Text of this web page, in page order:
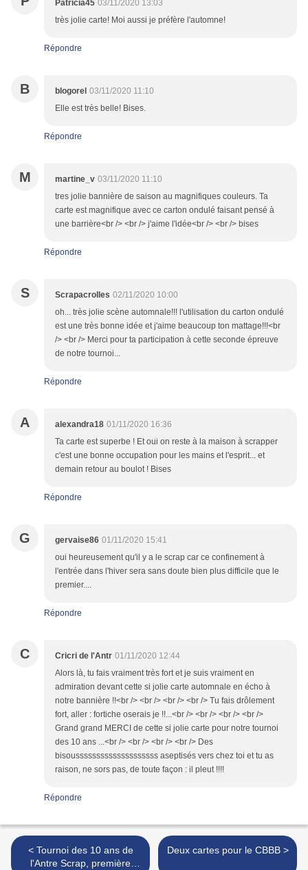
Patricia45 03/11/2020 13:03
très jolie carte! Moi aussi je préfère l'automne!
Répondre
B blogorel 03/11/2020 11:10
Elle est très belle! Bises.
Répondre
M martine_v 03/11/2020 11:10
tres jolie bannière de saison au magnifiques couleurs. Ta
carte est magnifique avec ce carton ondulé faisant pensé à
une barrière<br /> <br /> j'aime l'idée<br /> <br /> bises
Répondre
S Scrapacrolles 02/11/2020 10:00
oh... très jolie scène automnale!!! l'utilisation du carton ondulé
est une très bonne idée et j'aime beaucoup ton mattage!!!<br
/> <br /> Merci pour ta participation à cette seconde épreuve
de notre tournoi...
Répondre
A alexandra18 01/11/2020 16:36
Ta carte est superbe ! Et oui on reste à la maison à scrapper
c'est une bonne occupation pour les mains et l'esprit... et
demain retour au boulot ! Bises
Répondre
G gervaise86 01/11/2020 15:41
oui heureusement qu'il y a le scrap car ce confinement à
l'entrée dans l'hiver sera sans doute bien plus difficile que le
premier....
Répondre
C Cricri de l'Antr 01/11/2020 12:44
Alors là, tu fais vraiment très fort et je suis vraiment en
admiration devant cette si jolie carte automnale en écho à
notre bannière !!<br /> <br /> <br /> <br /> Tu fais drôlement
fort, aller : fortiche oserais je !!...<br /> <br /> <br /> <br />
Grand grand MERCI de cette si jolie carte pour notre tournoi
des 10 ans ...<br /> <br /> <br /> <br /> Des
bisoussssssssssssssssssss aseptisés vers chez toi et tu as
raison, ne sors pas, de toute façon : il pleut !!!!
Répondre
< Tournoi des 10 ans de
l'Antre Scrap, première
Deux cartes pour le CBBB >